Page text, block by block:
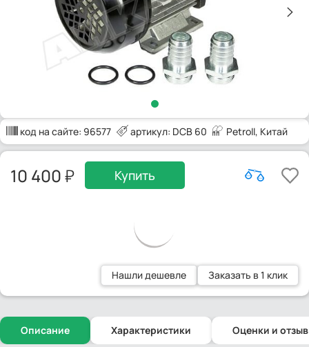
код на сайте: 96577 артикул: DCB 60 Petroll, Китай
10 400 Купить
Нашли дешевле Заказать в 1 клик
Описание Характеристики Оценки и